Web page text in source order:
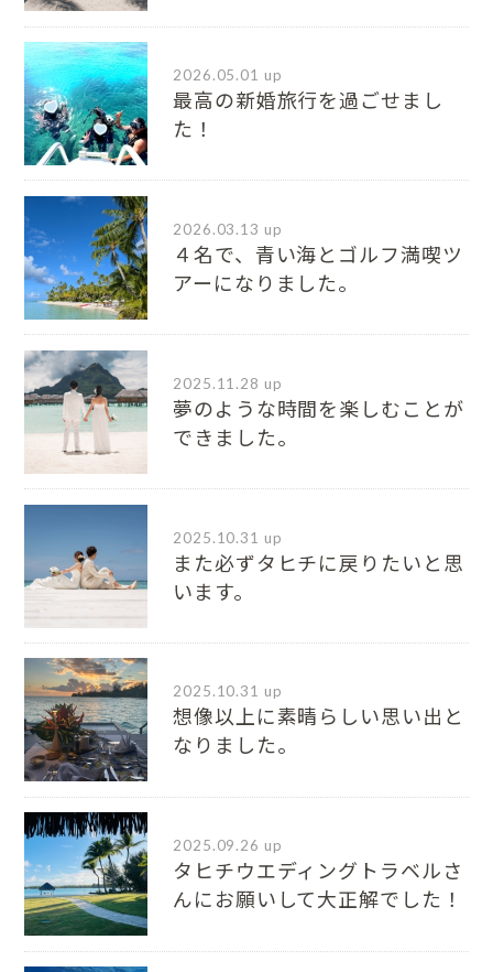
2026.05.01 up
最高の新婚旅行を過ごせまし
た！
2026.03.13 up
４名で、青い海とゴルフ満喫ツ
アーになりました。
2025.11.28 up
夢のような時間を楽しむことが
できました。
2025.10.31 up
また必ずタヒチに戻りたいと思
います。
2025.10.31 up
想像以上に素晴らしい思い出と
なりました。
2025.09.26 up
タヒチウエディングトラベルさ
んにお願いして大正解でした！